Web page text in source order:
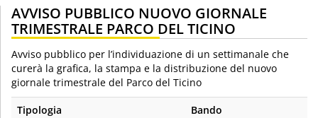
AVVISO PUBBLICO NUOVO GIORNALE
TRIMESTRALE PARCO DEL TICINO
Avviso pubblico per l’individuazione di un settimanale che
curerà la grafica, la stampa e la distribuzione del nuovo
giornale trimestrale del Parco del Ticino
Tipologia
Bando